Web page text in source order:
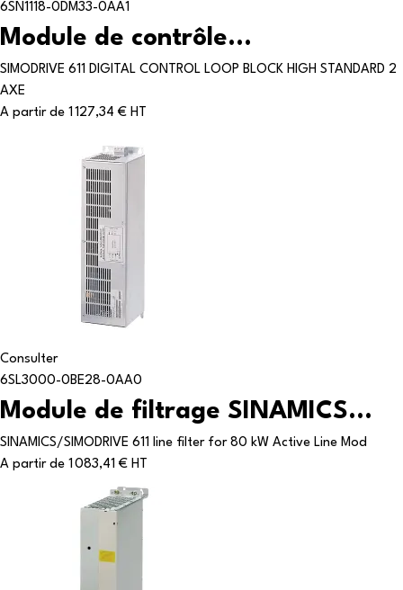
6SN1118-0DM33-0AA1
Module de contrôle...
SIMODRIVE 611 DIGITAL CONTROL LOOP BLOCK HIGH STANDARD 2
AXE
A partir de 1 127,34 € HT
Consulter
6SL3000-0BE28-0AA0
Module de filtrage SINAMICS...
SINAMICS/SIMODRIVE 611 line filter for 80 kW Active Line Mod
A partir de 1 083,41 € HT